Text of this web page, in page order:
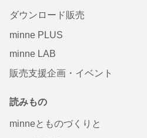
ダウンロード販売
minne PLUS
minne LAB
販売支援企画・イベント
読みもの
minneとものづくりと